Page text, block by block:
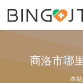
商洛市哪
本